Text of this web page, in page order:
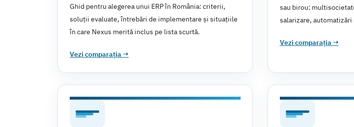
Ghid pentru alegerea unui ERP în România: criterii,
soluții evaluate, întrebări de implementare și situațiile
în care Nexus merită inclus pe lista scurtă.
Vezi comparația →
sau birou:
salarizare, automatizări
Vezi comparația →